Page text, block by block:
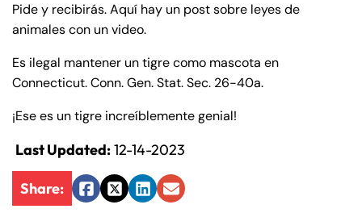
on
cti
cu
Pide y recibirás. Aquí hay un post sobre leyes de
animales con un video.
Es ilegal mantener un tigre como mascota en
Connecticut. Conn. Gen. Stat. Sec. 26-40a.
¡Ese es un tigre increíblemente genial!
Last Updated:12-14-2023
Share:
Facebook
TwitterLinkedIn
Email